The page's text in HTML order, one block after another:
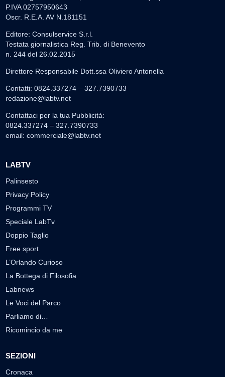
P.IVA 02757950643
Oscr. R.E.A. AV N.181151
Editore: Consulservice S.r.l.
Testata giornalistica Reg. Trib. di Benevento
n. 244 del 26.02.2015
Direttore Responsabile Dott.ssa Oliviero Antonella
Contatti: 0824.337274 – 327.7390733
redazione@labtv.net
Contattaci per la tua Pubblicità:
0824.337274 – 327.7390733
email: commerciale@labtv.net
LABTV
Palinsesto
Privacy Policy
Programmi TV
Speciale LabTv
Doppio Taglio
Free sport
L’Orlando Curioso
La Bottega di Filosofia
Labnews
Le Voci del Parco
Parliamo di…
Ricomincio da me
SEZIONI
Cronaca